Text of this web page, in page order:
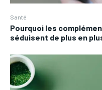
Santé
Pourquoi les
séduisent de plus en